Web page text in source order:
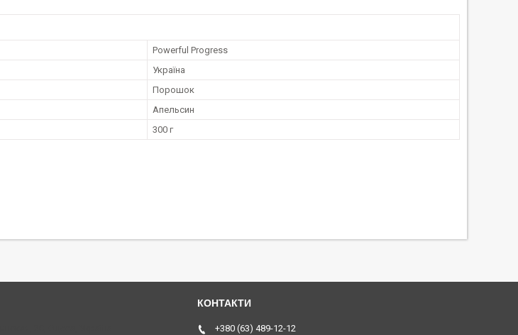
Powerful Progress
Україна
Порошок
Апельсин
300 г
+380 (63) 489-12-12